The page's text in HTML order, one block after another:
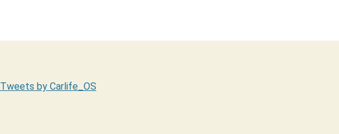
Tweets by Carlife_OS